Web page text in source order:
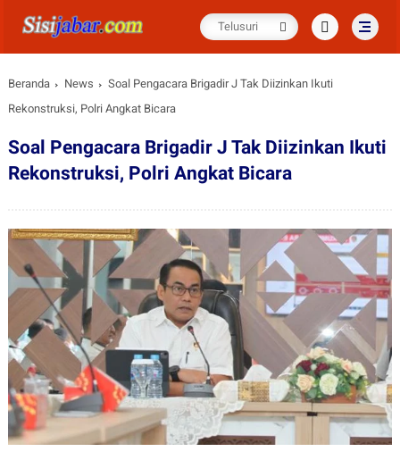
Beranda News
Soal Pengacara Brigadir J Tak Diizinkan Ikuti
Rekonstruksi, Polri Angkat Bicara
Soal Pengacara Brigadir J Tak Diizinkan Ikuti
Rekonstruksi, Polri Angkat Bicara